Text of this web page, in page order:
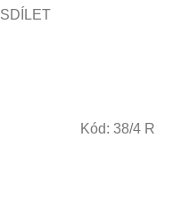
SDÍLET
Kód: 38/4 R